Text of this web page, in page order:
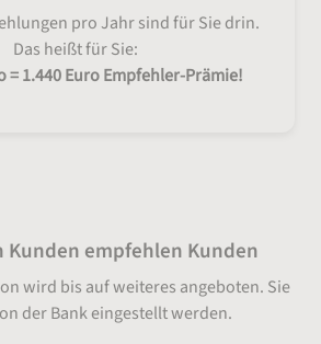
pro Jahr sind für Sie drin.
Das heißt für Sie:
= 1.440 Euro Empfehler-Prämie!
Kunden empfehlen Kunden
wird bis auf weiteres angeboten. Sie
der Bank eingestellt werden.